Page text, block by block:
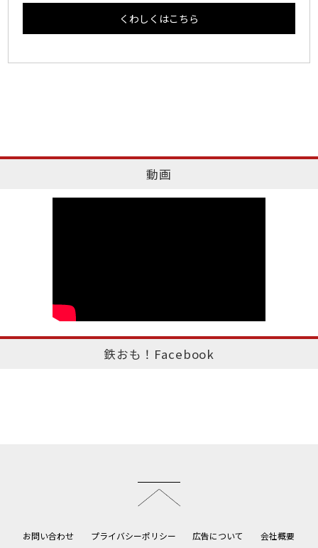
くわしくはこちら
動画
鉄おも！Facebook
お問い合わせ プライバシーポリシー 広告について 会社概要